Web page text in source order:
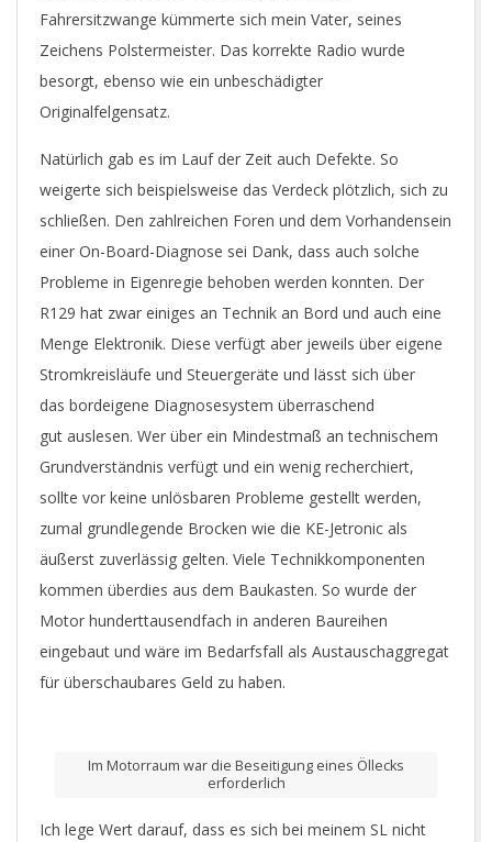
Fahrersitzwange kümmerte sich mein Vater, seines
Zeichens Polstermeister. Das korrekte Radio wurde
besorgt, ebenso wie ein unbeschädigter
Originalfelgensatz.
Natürlich gab es im Lauf der Zeit auch Defekte. So
weigerte sich beispielsweise das Verdeck plötzlich, sich zu
schließen. Den zahlreichen Foren und dem Vorhandensein
einer On-Board-Diagnose sei Dank, dass auch solche
Probleme in Eigenregie behoben werden konnten. Der
R129 hat zwar einiges an Technik an Bord und auch eine
Menge Elektronik. Diese verfügt aber jeweils über eigene
Stromkreisläufe und Steuergeräte und lässt sich über
das bordeigene Diagnosesystem überraschend
gut auslesen. Wer über ein Mindestmaß an technischem
Grundverständnis verfügt und ein wenig recherchiert,
sollte vor keine unlösbaren Probleme gestellt werden,
zumal grundlegende Brocken wie die KE-Jetronic als
äußerst zuverlässig gelten. Viele Technikkomponenten
kommen überdies aus dem Baukasten. So wurde der
Motor hunderttausendfach in anderen Baureihen
eingebaut und wäre im Bedarfsfall als Austauschaggregat
für überschaubares Geld zu haben.
Im Motorraum war die Beseitigung eines Öllecks
erforderlich
Ich lege Wert darauf, dass es sich bei meinem SL nicht